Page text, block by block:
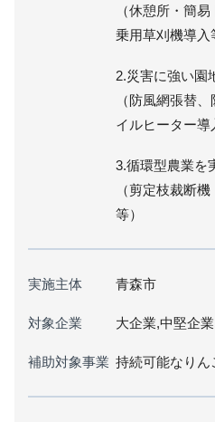
（休憩所・簡
乗用草刈機導入
2.災害に強い園
（防風網張替
イルヒーター導
3.循環型農業を
（剪定枝裁断
等）
実施主体 青森市
対象企業 大企業,中堅企
補助対象事業 持続可能なりん